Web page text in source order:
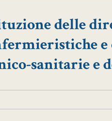
delle
e
sanitarie e